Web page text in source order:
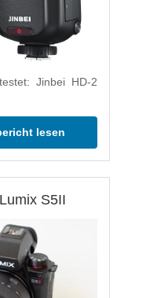
Jinbei HD-2
lesen
S5II